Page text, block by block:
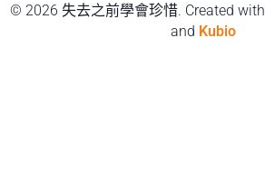
© 2026 失去之前學會珍惜. Created with
and Kubio